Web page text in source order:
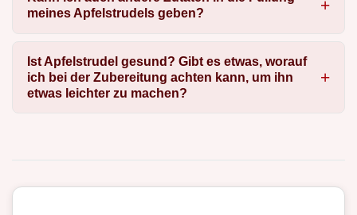
meines Apfelstrudels geben?
Ist Apfelstrudel gesund? Gibt es etwas, worauf
ich bei der Zubereitung achten kann, um ihn
etwas leichter zu machen?